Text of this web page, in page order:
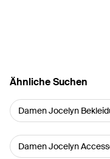
Ähnliche Suchen
Damen Jocelyn
Damen Jocelyn